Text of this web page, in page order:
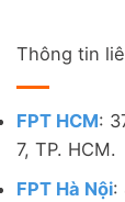
Thông tin
FPT HCM:
7, TP. HCM.
FPT Hà Nội: